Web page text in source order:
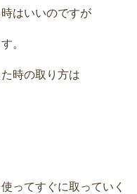
はいいのですが
。
時の取り方は
ってすぐに取っていく